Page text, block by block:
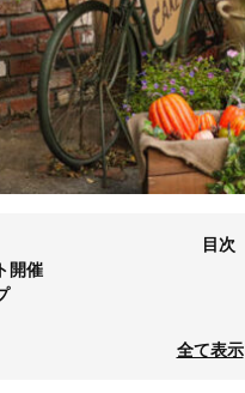
目次
開催
全て表示